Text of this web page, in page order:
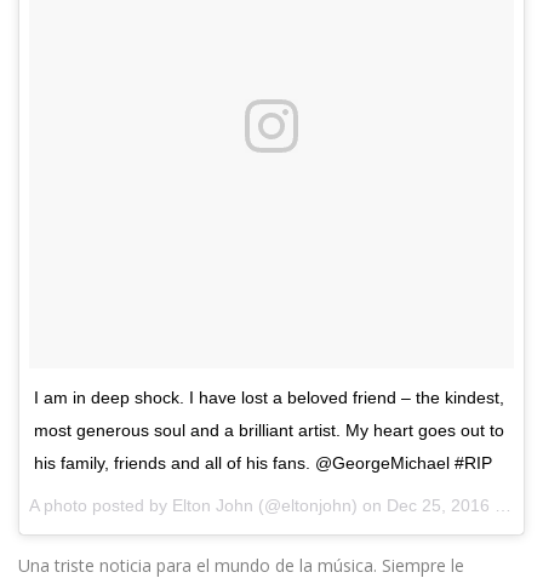
I am in deep shock. I have lost a beloved friend – the kindest,
most generous soul and a brilliant artist. My heart goes out to
his family, friends and all of his fans. @GeorgeMichael #RIP
A photo posted by Elton John (@eltonjohn) on Dec 25, 2016 at 3:24pm PST
Una triste noticia para el mundo de la música. Siempre le